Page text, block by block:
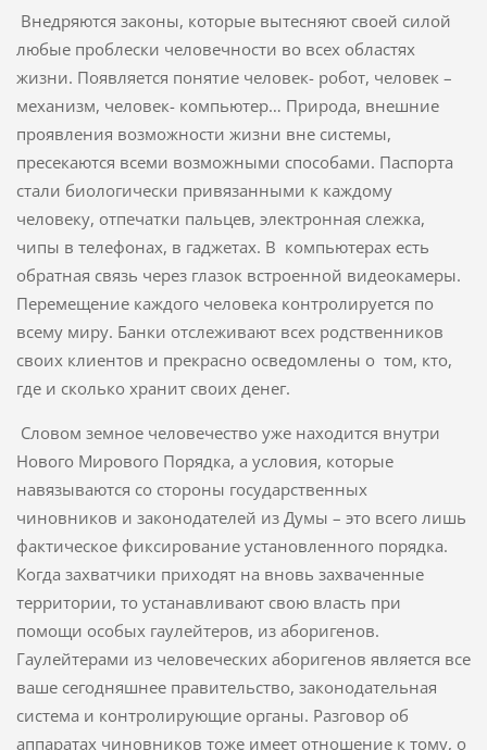
Внедряются законы, которые вытесняют своей силой
любые проблески человечности во всех областях
жизни. Появляется понятие человек- робот, человек –
механизм, человек- компьютер… Природа, внешние
проявления возможности жизни вне системы,
пресекаются всеми возможными способами. Паспорта
стали биологически привязанными к каждому
человеку, отпечатки пальцев, электронная слежка,
чипы в телефонах, в гаджетах. В компьютерах есть
обратная связь через глазок встроенной видеокамеры.
Перемещение каждого человека контролируется по
всему миру. Банки отслеживают всех родственников
своих клиентов и прекрасно осведомлены о том, кто,
где и сколько хранит своих денег.
Словом земное человечество уже находится внутри
Нового Мирового Порядка, а условия, которые
навязываются со стороны государственных
чиновников и законодателей из Думы – это всего лишь
фактическое фиксирование установленного порядка.
Когда захватчики приходят на вновь захваченные
территории, то устанавливают свою власть при
помощи особых гаулейтеров, из аборигенов.
Гаулейтерами из человеческих аборигенов является все
ваше сегодняшнее правительство, законодательная
система и контролирующие органы. Разговор об
аппаратах чиновников тоже имеет отношение к тому, о